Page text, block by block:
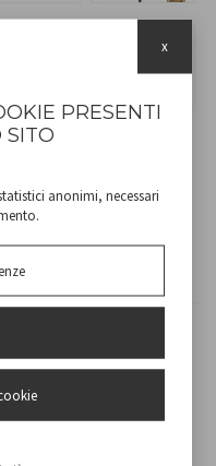
"CRISTAL"
touch. Con un
calda, fredda o
PRESENTI
SITO
anonimi, necessari
x